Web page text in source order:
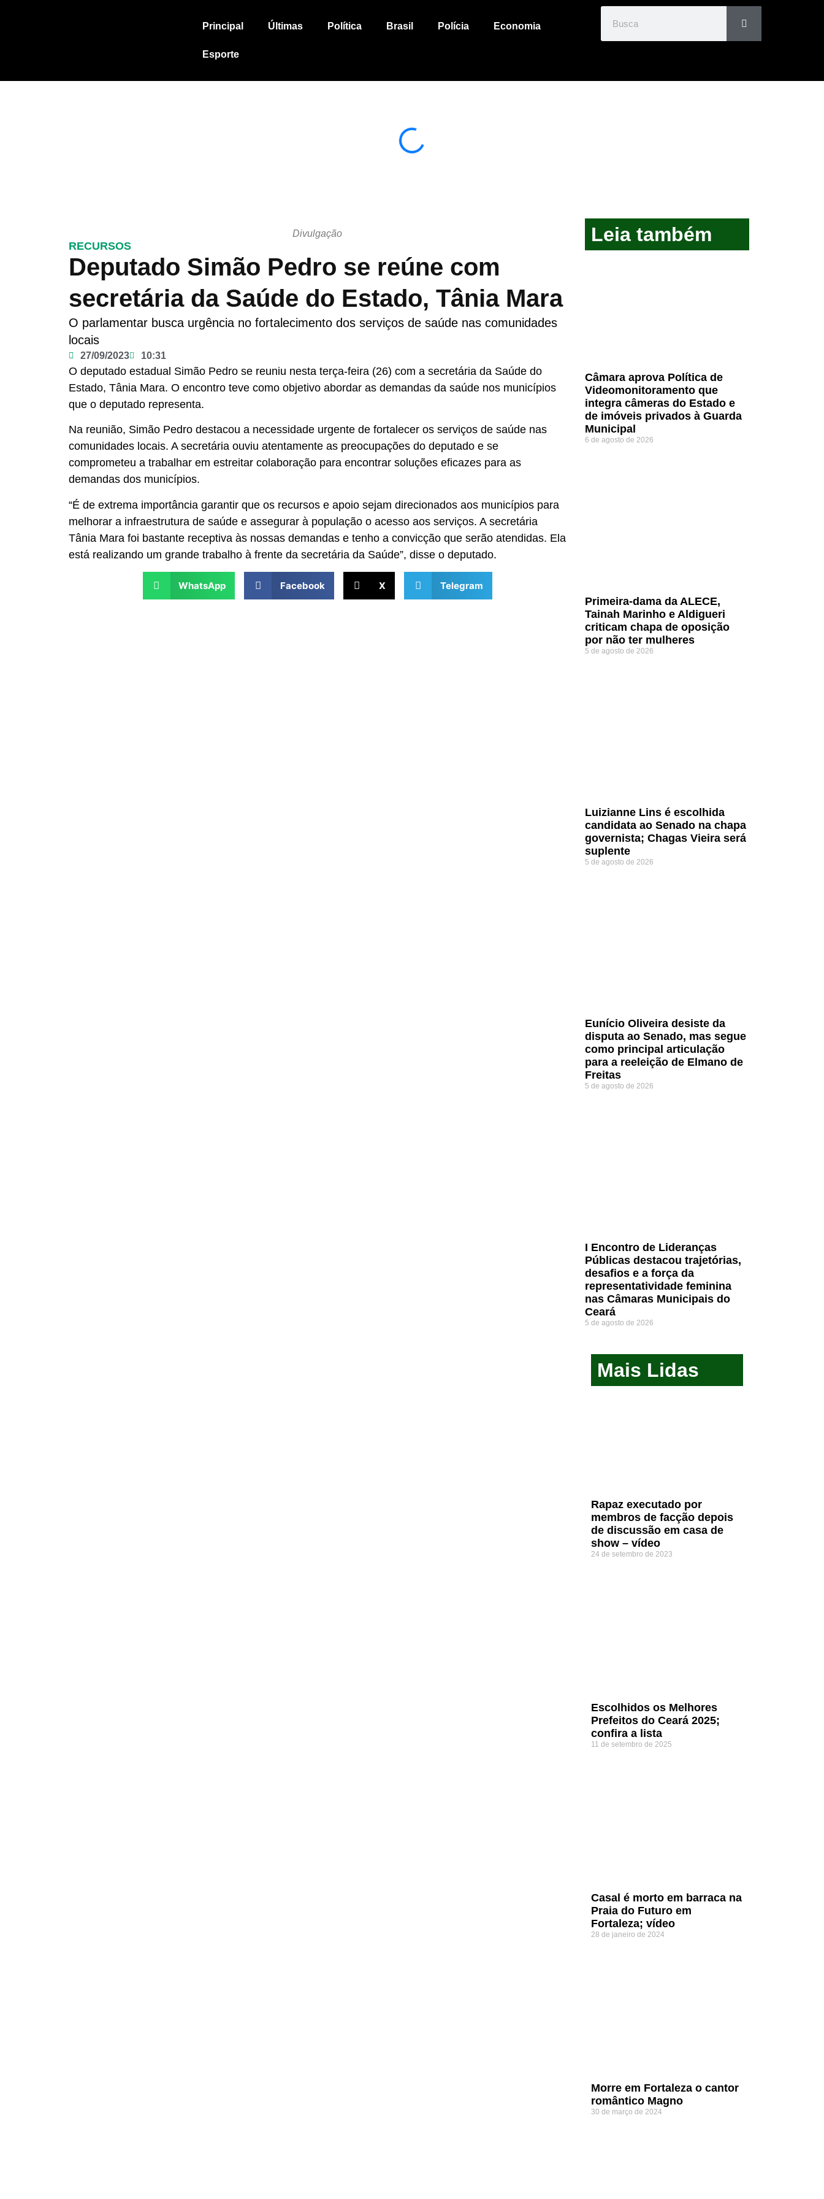
Principal Últimas Política Brasil Polícia Economia
Esporte
Divulgação
RECURSOS
Deputado Simão Pedro se reúne com
secretária da Saúde do Estado, Tânia Mara
O parlamentar busca urgência no fortalecimento dos serviços de saúde nas comunidades
locais
27/09/2023 10:31
O deputado estadual Simão Pedro se reuniu nesta terça-feira (26) com a secretária da Saúde do
Estado, Tânia Mara. O encontro teve como objetivo abordar as demandas da saúde nos municípios
que o deputado representa.
Na reunião, Simão Pedro destacou a necessidade urgente de fortalecer os serviços de saúde nas
comunidades locais. A secretária ouviu atentamente as preocupações do deputado e se
comprometeu a trabalhar em estreitar colaboração para encontrar soluções eficazes para as
demandas dos municípios.
“É de extrema importância garantir que os recursos e apoio sejam direcionados aos municípios para
melhorar a infraestrutura de saúde e assegurar à população o acesso aos serviços. A secretária
Tânia Mara foi bastante receptiva às nossas demandas e tenho a convicção que serão atendidas. Ela
está realizando um grande trabalho à frente da secretária da Saúde”, disse o deputado.
WhatsApp Facebook X Telegram
Leia também
Câmara aprova Política de
Videomonitoramento que
integra câmeras do Estado e
de imóveis privados à Guarda
Municipal
6 de agosto de 2026
Primeira-dama da ALECE,
Tainah Marinho e Aldigueri
criticam chapa de oposição
por não ter mulheres
5 de agosto de 2026
Luizianne Lins é escolhida
candidata ao Senado na chapa
governista; Chagas Vieira será
suplente
5 de agosto de 2026
Eunício Oliveira desiste da
disputa ao Senado, mas segue
como principal articulação
para a reeleição de Elmano de
Freitas
5 de agosto de 2026
I Encontro de Lideranças
Públicas destacou trajetórias,
desafios e a força da
representatividade feminina
nas Câmaras Municipais do
Ceará
5 de agosto de 2026
Mais Lidas
Rapaz executado por
membros de facção depois
de discussão em casa de
show – vídeo
24 de setembro de 2023
Escolhidos os Melhores
Prefeitos do Ceará 2025;
confira a lista
11 de setembro de 2025
Casal é morto em barraca na
Praia do Futuro em
Fortaleza; vídeo
28 de janeiro de 2024
Morre em Fortaleza o cantor
romântico Magno
30 de março de 2024